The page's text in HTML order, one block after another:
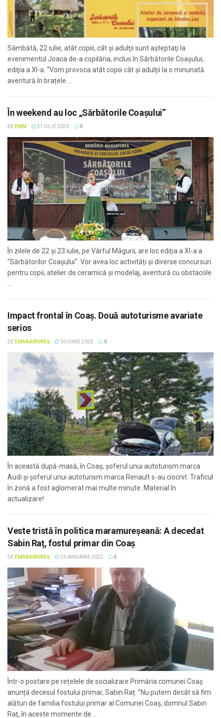
Sâmbătă, 22 iulie, atât copiii, cât şi adulţii sunt aşteptaţi la
evenimentul Joaca de-a copilăria, inclus în Sărbătorile Coașului,
ediţia a Xl-a. “Vom provoca atât copiii cât şi adulţii la o minunată
aventură în brațele ...
În weekend au loc „Sărbătorile Coaşului”
DE EMM 21 IULIE 2023 0
În zilele de 22 şi 23 iulie, pe Vârful Măgurii, are loc ediţia a XI-a a
"Sărbătorilor Coaşului". Vor avea loc activități și diverse concursuri
pentru copii, atelier de ceramică și modelaj, aventură cu obstacole
Impact frontal în Coaș. Două autoturisme avariate
serios
DE EMARAMUREȘ 30 IUNIE 2023 0
În această după-masă, în Coaș, șoferul unui autoturism marca
Audi și șoferul unui autoturism marca Renault s-au ciocnit. Traficul
în zonă a fost aglomerat mai multe minute. Material în
actualizare!
Veste tristă în politica maramureșeană: A decedat
Sabin Raț, fostul primar din Coaș
DE EMARAMUREȘ 23 IANUARIE 2022 0
Într-o postare pe rețelele de socializare Primăria comunei Coaș
anunță decesul fostului primar, Sabin Raț. ”Nu putem decât să fim
alături de familia fostului primar al Comunei Coaș, domnul Sabin
Raț, în aceste momente de ...